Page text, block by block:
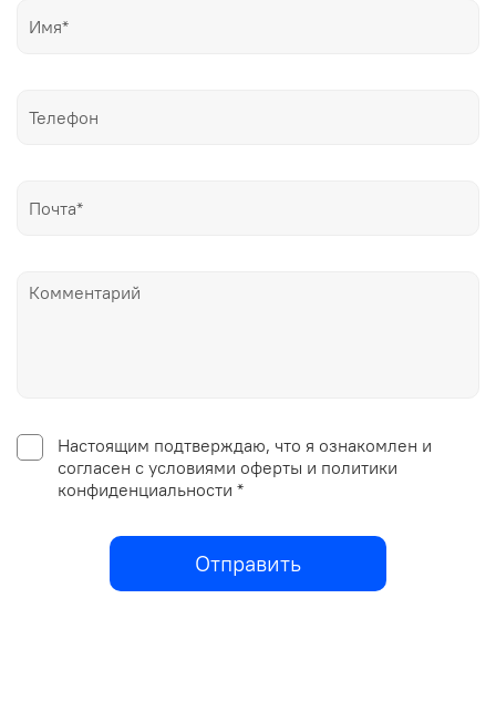
Настоящим подтверждаю, что я ознакомлен и
согласен с условиями оферты и политики
конфиденциальности *
Отправить